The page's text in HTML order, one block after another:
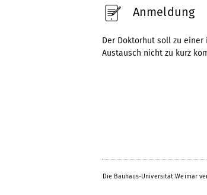
Anmeldung
Der Doktorhut soll zu
Austausch nicht zu kurz
Die Bauhaus-Universität Weimar